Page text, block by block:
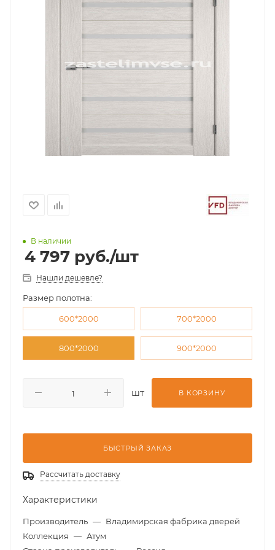
В наличии
4 797 руб./шт
Нашли дешевле?
Размер полотна:
600*2000 700*2000
800*2000 900*2000
шт В КОРЗИНУ
БЫСТРЫЙ ЗАКАЗ
Рассчитать доставку
Характеристики
Производитель — Владимирская фабрика дверей
Коллекция — Атум